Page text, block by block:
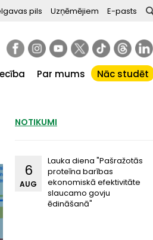
pils Uzņēmējiem E-pasts
Par mums Nāc studēt
NOTIKUMI
Lauka diena "Pašražotās
proteīna barības
ekonomiskā efektivitāte
slaucamo govju
ēdināšanā"
6
AUG